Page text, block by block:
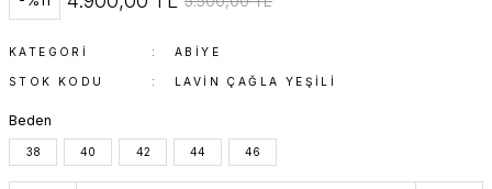
KATEGORI ABIYE
STOK KODU LAVIN ÇAĞLA YEŞILI
Beden
38 40 42 44 46